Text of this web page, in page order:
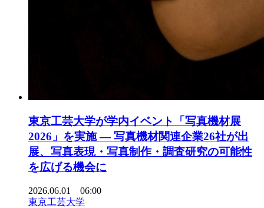
東京工芸大学が学内イベント「写真機材展
2026」を実施 ― 写真機材関連企業26社が出
展、写真表現・写真制作・調査研究の可能性
を広げる機会に
2026.06.01 06:00
東京工芸大学